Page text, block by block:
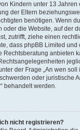
Kindern unter 13 Jahren
der Eltern
benötigen. Wenn
oder die Website, auf der
zutrifft, ziehe einen
dass phpBB Limited und
Rechtsberatung anbieten
der Frage „An wen soll
oder juristische
behandelt werden.
nicht registrieren?